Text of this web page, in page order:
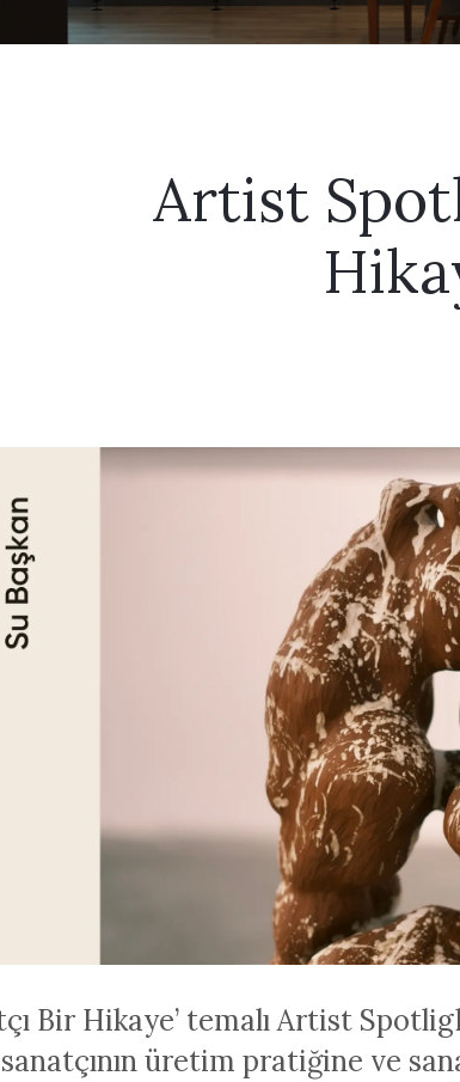
Artist
Bir Hikaye’ temalı Artist
üretim pratiğine ve